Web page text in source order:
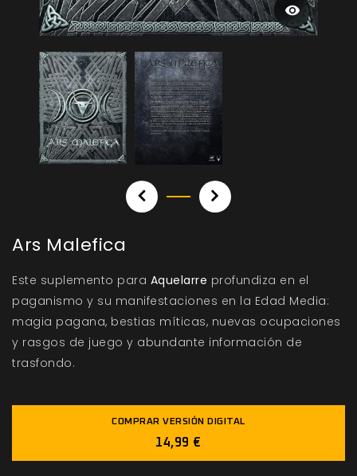
Ars Malefica
Este suplemento para Aquelarre profundiza en el
paganismo y su manifestaciones en la Edad Media:
magia pagana, bestias míticas, nuevas ocupaciones
y rasgos de juego y abundante información de
trasfondo.
COMPRAR VERSIÓN DIGITAL
14,99 €